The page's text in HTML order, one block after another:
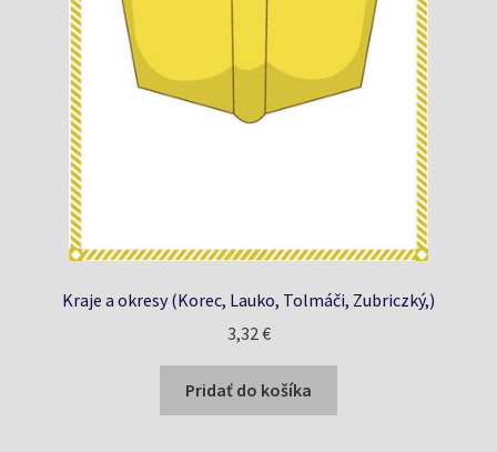
Kraje a okresy (Korec, Lauko, Tolmáči, Zubriczký,)
3,32€
Pridať do košíka